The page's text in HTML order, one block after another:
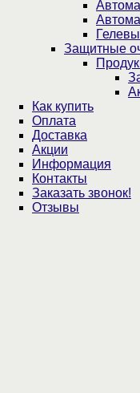
Защитные
Как купить
Оплата
Доставка
Акции
Информация
Контакты
Заказать звонок!
Отзывы